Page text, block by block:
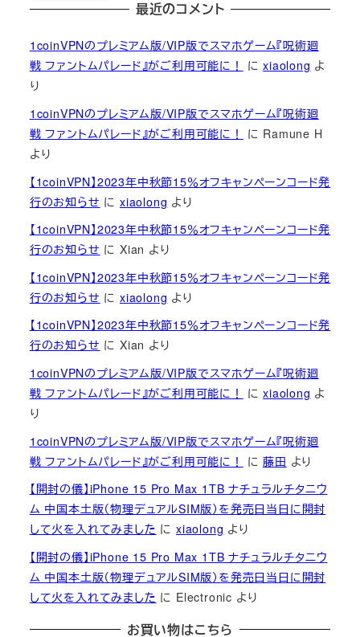
最近のコメント
1coinVPNのプレミアム版/VIP版でスマホゲーム『呪術廻
戦 ファントムパレード』がご利用可能に！
にxiaolong よ
り
1coinVPNのプレミアム版/VIP版でスマホゲーム『呪術廻
戦 ファントムパレード』がご利用可能に！
に Ramune H
より
【1coinVPN】2023年中秋節15％オフキャンペーンコード発
行のお知らせ にxiaolong より
【1coinVPN】2023年中秋節15％オフキャンペーンコード発
行のお知らせ にXian より
【1coinVPN】2023年中秋節15％オフキャンペーンコード発
行のお知らせ にxiaolong より
【1coinVPN】2023年中秋節15％オフキャンペーンコード発
行のお知らせ にXian より
1coinVPNのプレミアム版/VIP版でスマホゲーム『呪術廻
戦 ファントムパレード』がご利用可能に！
にxiaolong よ
り
1coinVPNのプレミアム版/VIP版でスマホゲーム『呪術廻
戦 ファントムパレード』がご利用可能に！
に藤田 より
【開封の儀】iPhone 15 Pro Max 1TB ナチュラルチタニウ
ム 中国本土版（物理デュアルSIM版）を発売日当日に開封
して火を入れてみました にxiaolong より
【開封の儀】iPhone 15 Pro Max 1TB ナチュラルチタニウ
ム 中国本土版（物理デュアルSIM版）を発売日当日に開封
して火を入れてみました に Electronic より
お買い物はこちら